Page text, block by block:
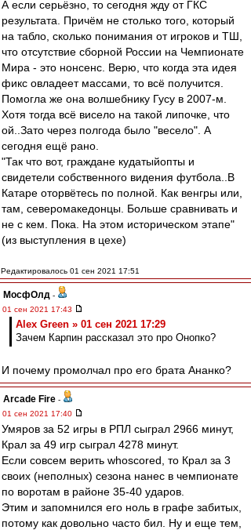
А если серьёзно, то сегодня жду от ГКС
результата. Причём не столько того, который
на табло, сколько понимания от игроков и ТШ,
что отсутствие сборной России на Чемпионате
Мира - это нонсенс. Верю, что когда эта идея
фикс овладеет массами, то всё получится.
Помогла же она волшебнику Гусу в 2007-м.
Хотя тогда всё висело на такой липочке, что
ой..Зато через полгода было "весело". А
сегодня ещё рано.
"Так что вот, граждане кудатыйопты и
свидетели собственного видения футбола..В
Катаре оторвётесь по полной. Как венгры или,
там, северомакедонцы. Больше сравнивать и
не с кем. Пока. На этом историческом этапе"
(из выступления в цехе)
Редактировалось 01 сен 2021 17:51
МосфОлд -
01 сен 2021 17:43
Alex Green » 01 сен 2021 17:29
Зачем Карпин рассказал это про Онопко?
И почему промолчал про его брата Ананко?
Arcade Fire -
01 сен 2021 17:40
Умяров за 52 игры в РПЛ сыграл 2966 минут,
Крал за 49 игр сыграл 4278 минут.
Если совсем верить whoscored, то Крал за 3
своих (неполных) сезона нанес в чемпионате
по воротам в районе 35-40 ударов.
Этим и запомнился его ноль в графе забитых,
потому как довольно часто бил. Ну и еще тем,